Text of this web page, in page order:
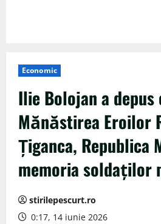
Economic
Ilie Bolojan a
Mănăstirea Eroilor
Ţiganca, Republica
memoria soldaţilor
stirilepescurt.ro
0:17, 14 iunie 2026